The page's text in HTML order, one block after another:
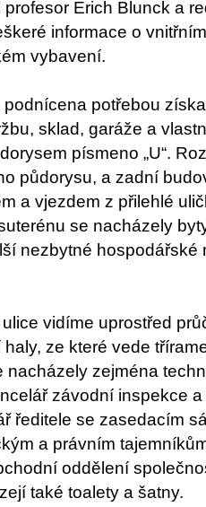
Erich Blunck a
informace o
vybavení.
potřebou
sklad, garáže a
písmeno „U“.
půdorysu, a zadní
a vjezdem z přilehlé
se nacházely
nezbytné hospodářské
vidíme uprostřed
ze které vede
nacházely zejména
závodní inspekce
ředitele se zasedacím
a právním
oddělení
také toalety a šatny.